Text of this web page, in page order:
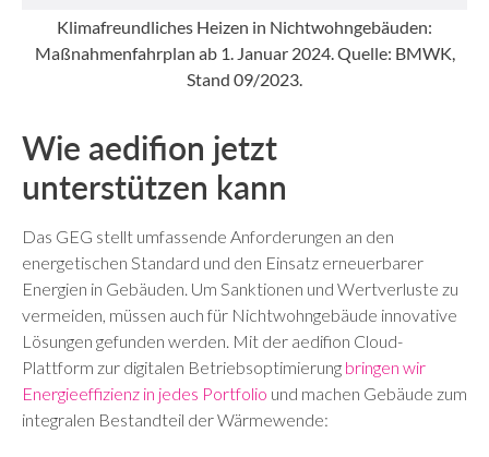
Klimafreundliches Heizen in Nichtwohngebäuden:
Maßnahmenfahrplan ab 1. Januar 2024. Quelle: BMWK,
Stand 09/2023.
Wie aedifion jetzt
unterstützen kann
Das GEG stellt umfassende Anforderungen an den
energetischen Standard und den Einsatz erneuerbarer
Energien in Gebäuden. Um Sanktionen und Wertverluste zu
vermeiden, müssen auch für Nichtwohngebäude innovative
Lösungen gefunden werden. Mit der aedifion Cloud-
Plattform zur digitalen Betriebsoptimierung bringen wir
Energieeffizienz in jedes Portfolio und machen Gebäude zum
integralen Bestandteil der Wärmewende: